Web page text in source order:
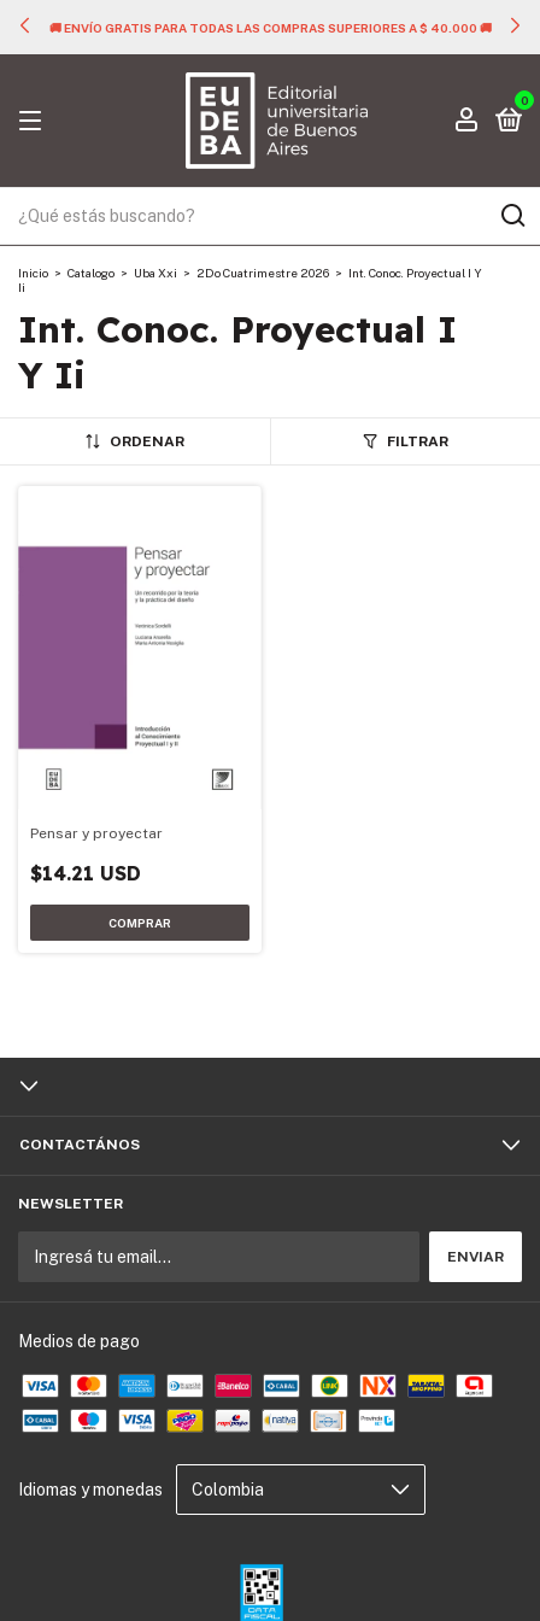
🚚 ENVÍO GRATIS PARA TODAS LAS COMPRAS SUPERIORES A $ 40.000 🚚
0
Inicio > Catalogo > Uba Xxi > 2Do Cuatrimestre 2026 > Int. Conoc. Proyectual I Y
Ii
Int. Conoc. Proyectual I
Y Ii
ORDENAR FILTRAR
Pensar y proyectar
$14.21 USD
CONTACTÁNOS
NEWSLETTER
Medios de pago
Idiomas y monedas